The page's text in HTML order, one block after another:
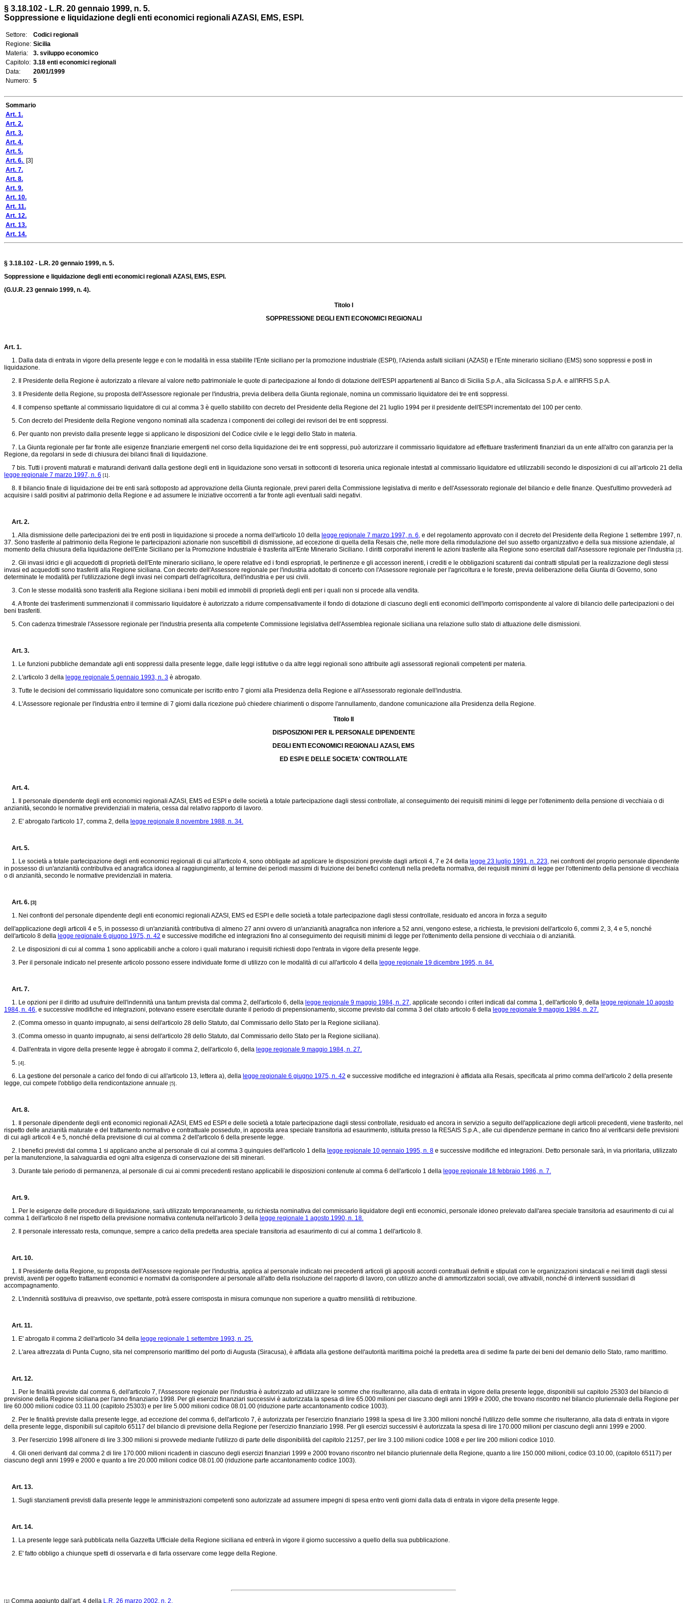
§ 3.18.102 - L.R. 20 gennaio 1999, n. 5.
Soppressione e liquidazione degli enti economici regionali AZASI, EMS, ESPI.
Settore:
Codici regionali
Regione: Sicilia
Materia:
3. sviluppo economico
Capitolo: 3.18 enti economici regionali
Data:
20/01/1999
Numero: 5
Sommario
Art. 1.
Art. 2.
Art. 3.
Art. 4.
Art. 5.
Art. 6. [3]
Art. 7.
Art. 8.
Art. 9.
Art. 10.
Art. 11.
Art. 12.
Art. 13.
Art. 14.
§ 3.18.102 - L.R. 20 gennaio 1999, n. 5.
Soppressione e liquidazione degli enti economici regionali AZASI, EMS, ESPI.
(G.U.R. 23 gennaio 1999, n. 4).
Titolo I
SOPPRESSIONE DEGLI ENTI ECONOMICI REGIONALI
Art. 1.
1. Dalla data di entrata in vigore della presente legge e con le modalità in essa stabilite l'Ente siciliano per la promozione industriale (ESPI), l'Azienda asfalti siciliani (AZASI) e l'Ente minerario siciliano (EMS) sono soppressi e posti in
liquidazione.
2. Il Presidente della Regione è autorizzato a rilevare al valore netto patrimoniale le quote di partecipazione al fondo di dotazione dell'ESPI appartenenti al Banco di Sicilia S.p.A., alla Sicilcassa S.p.A. e all'IRFIS S.p.A.
3. Il Presidente della Regione, su proposta dell'Assessore regionale per l'industria, previa delibera della Giunta regionale, nomina un commissario liquidatore dei tre enti soppressi.
4. Il compenso spettante al commissario liquidatore di cui al comma 3 è quello stabilito con decreto del Presidente della Regione del 21 luglio 1994 per il presidente dell'ESPI incrementato del 100 per cento.
5. Con decreto del Presidente della Regione vengono nominati alla scadenza i componenti dei collegi dei revisori dei tre enti soppressi.
6. Per quanto non previsto dalla presente legge si applicano le disposizioni del Codice civile e le leggi dello Stato in materia.
7. La Giunta regionale per far fronte alle esigenze finanziarie emergenti nel corso della liquidazione dei tre enti soppressi, può autorizzare il commissario liquidatore ad effettuare trasferimenti finanziari da un ente all'altro con garanzia per la
Regione, da regolarsi in sede di chiusura dei bilanci finali di liquidazione.
7 bis. Tutti i proventi maturati e maturandi derivanti dalla gestione degli enti in liquidazione sono versati in sottoconti di tesoreria unica regionale intestati al commissario liquidatore ed utilizzabili secondo le disposizioni di cui all’articolo 21 della
legge regionale 7 marzo 1997, n. 6 [1] .
8. Il bilancio finale di liquidazione dei tre enti sarà sottoposto ad approvazione della Giunta regionale, previ pareri della Commissione legislativa di merito e dell'Assessorato regionale del bilancio e delle finanze. Quest'ultimo provvederà ad
acquisire i saldi positivi al patrimonio della Regione e ad assumere le iniziative occorrenti a far fronte agli eventuali saldi negativi.
Art. 2.
1. Alla dismissione delle partecipazioni dei tre enti posti in liquidazione si procede a norma dell'articolo 10 della legge regionale 7 marzo 1997, n. 6, e del regolamento approvato con il decreto del Presidente della Regione 1 settembre 1997, n.
37. Sono trasferite al patrimonio della Regione le partecipazioni azionarie non suscettibili di dismissione, ad eccezione di quella della Resais che, nelle more della rimodulazione del suo assetto organizzativo e della sua missione aziendale, al
momento della chiusura della liquidazione dell'Ente Siciliano per la Promozione Industriale è trasferita all'Ente Minerario Siciliano. I diritti corporativi inerenti le azioni trasferite alla Regione sono esercitati dall'Assessore regionale per l'industria [2] .
2. Gli invasi idrici e gli acquedotti di proprietà dell'Ente minerario siciliano, le opere relative ed i fondi espropriati, le pertinenze e gli accessori inerenti, i crediti e le obbligazioni scaturenti dai contratti stipulati per la realizzazione degli stessi
invasi ed acquedotti sono trasferiti alla Regione siciliana. Con decreto dell'Assessore regionale per l'industria adottato di concerto con l'Assessore regionale per l'agricoltura e le foreste, previa deliberazione della Giunta di Governo, sono
determinate le modalità per l'utilizzazione degli invasi nei comparti dell'agricoltura, dell'industria e per usi civili.
3. Con le stesse modalità sono trasferiti alla Regione siciliana i beni mobili ed immobili di proprietà degli enti per i quali non si procede alla vendita.
4. A fronte dei trasferimenti summenzionati il commissario liquidatore è autorizzato a ridurre compensativamente il fondo di dotazione di ciascuno degli enti economici dell'importo corrispondente al valore di bilancio delle partecipazioni o dei
beni trasferiti.
5. Con cadenza trimestrale l'Assessore regionale per l'industria presenta alla competente Commissione legislativa dell'Assemblea regionale siciliana una relazione sullo stato di attuazione delle dismissioni.
Art. 3.
1. Le funzioni pubbliche demandate agli enti soppressi dalla presente legge, dalle leggi istitutive o da altre leggi regionali sono attribuite agli assessorati regionali competenti per materia.
2. L'articolo 3 della legge regionale 5 gennaio 1993, n. 3 è abrogato.
3. Tutte le decisioni del commissario liquidatore sono comunicate per iscritto entro 7 giorni alla Presidenza della Regione e all'Assessorato regionale dell'industria.
4. L'Assessore regionale per l'industria entro il termine di 7 giorni dalla ricezione può chiedere chiarimenti o disporre l'annullamento, dandone comunicazione alla Presidenza della Regione.
Titolo II
DISPOSIZIONI PER IL PERSONALE DIPENDENTE
DEGLI ENTI ECONOMICI REGIONALI AZASI, EMS
ED ESPI E DELLE SOCIETA' CONTROLLATE
Art. 4.
1. Il personale dipendente degli enti economici regionali AZASI, EMS ed ESPI e delle società a totale partecipazione dagli stessi controllate, al conseguimento dei requisiti minimi di legge per l'ottenimento della pensione di vecchiaia o di
anzianità, secondo le normative previdenziali in materia, cessa dal relativo rapporto di lavoro.
2. E' abrogato l'articolo 17, comma 2, della legge regionale 8 novembre 1988, n. 34.
Art. 5.
1. Le società a totale partecipazione degli enti economici regionali di cui all'articolo 4, sono obbligate ad applicare le disposizioni previste dagli articoli 4, 7 e 24 della legge 23 luglio 1991, n. 223, nei confronti del proprio personale dipendente
in possesso di un'anzianità contributiva ed anagrafica idonea al raggiungimento, al termine dei periodi massimi di fruizione dei benefici contenuti nella predetta normativa, dei requisiti minimi di legge per l'ottenimento della pensione di vecchiaia
o di anzianità, secondo le normative previdenziali in materia.
Art. 6. [3]
1. Nei confronti del personale dipendente degli enti economici regionali AZASI, EMS ed ESPI e delle società a totale partecipazione dagli stessi controllate, residuato ed ancora in forza a seguito
dell'applicazione degli articoli 4 e 5, in possesso di un'anzianità contributiva di almeno 27 anni ovvero di un'anzianità anagrafica non inferiore a 52 anni, vengono estese, a richiesta, le previsioni dell'articolo 6, commi 2, 3, 4 e 5, nonché
dell'articolo 8 della legge regionale 6 giugno 1975, n. 42 e successive modifiche ed integrazioni fino al conseguimento dei requisiti minimi di legge per l'ottenimento della pensione di vecchiaia o di anzianità.
2. Le disposizioni di cui al comma 1 sono applicabili anche a coloro i quali maturano i requisiti richiesti dopo l'entrata in vigore della presente legge.
3. Per il personale indicato nel presente articolo possono essere individuate forme di utilizzo con le modalità di cui all'articolo 4 della legge regionale 19 dicembre 1995, n. 84.
Art. 7.
1. Le opzioni per il diritto ad usufruire dell'indennità una tantum prevista dal comma 2, dell'articolo 6, della legge regionale 9 maggio 1984, n. 27, applicate secondo i criteri indicati dal comma 1, dell'articolo 9, della legge regionale 10 agosto
1984, n. 46, e successive modifiche ed integrazioni, potevano essere esercitate durante il periodo di prepensionamento, siccome previsto dal comma 3 del citato articolo 6 della legge regionale 9 maggio 1984, n. 27.
2. (Comma omesso in quanto impugnato, ai sensi dell'articolo 28 dello Statuto, dal Commissario dello Stato per la Regione siciliana).
3. (Comma omesso in quanto impugnato, ai sensi dell'articolo 28 dello Statuto, dal Commissario dello Stato per la Regione siciliana).
4. Dall'entrata in vigore della presente legge è abrogato il comma 2, dell'articolo 6, della legge regionale 9 maggio 1984, n. 27.
5. [4] .
6. La gestione del personale a carico del fondo di cui all'articolo 13, lettera a), della legge regionale 6 giugno 1975, n. 42 e successive modifiche ed integrazioni è affidata alla Resais, specificata al primo comma dell'articolo 2 della presente
legge, cui compete l'obbligo della rendicontazione annuale [5] .
Art. 8.
1. Il personale dipendente degli enti economici regionali AZASI, EMS ed ESPI e delle società a totale partecipazione dagli stessi controllate, residuato ed ancora in servizio a seguito dell'applicazione degli articoli precedenti, viene trasferito, nel
rispetto delle anzianità maturate e del trattamento normativo e contrattuale posseduto, in apposita area speciale transitoria ad esaurimento, istituita presso la RESAIS S.p.A., alle cui dipendenze permane in carico fino al verificarsi delle previsioni
di cui agli articoli 4 e 5, nonché della previsione di cui al comma 2 dell'articolo 6 della presente legge.
2. I benefici previsti dal comma 1 si applicano anche al personale di cui al comma 3 quinquies dell'articolo 1 della legge regionale 10 gennaio 1995, n. 8 e successive modifiche ed integrazioni. Detto personale sarà, in via prioritaria, utilizzato
per la manutenzione, la salvaguardia ed ogni altra esigenza di conservazione dei siti minerari.
3. Durante tale periodo di permanenza, al personale di cui ai commi precedenti restano applicabili le disposizioni contenute al comma 6 dell'articolo 1 della legge regionale 18 febbraio 1986, n. 7.
Art. 9.
1. Per le esigenze delle procedure di liquidazione, sarà utilizzato temporaneamente, su richiesta nominativa del commissario liquidatore degli enti economici, personale idoneo prelevato dall'area speciale transitoria ad esaurimento di cui al
comma 1 dell'articolo 8 nel rispetto della previsione normativa contenuta nell'articolo 3 della legge regionale 1 agosto 1990, n. 18.
2. Il personale interessato resta, comunque, sempre a carico della predetta area speciale transitoria ad esaurimento di cui al comma 1 dell'articolo 8.
Art. 10.
1. Il Presidente della Regione, su proposta dell'Assessore regionale per l'industria, applica al personale indicato nei precedenti articoli gli appositi accordi contrattuali definiti e stipulati con le organizzazioni sindacali e nei limiti dagli stessi
previsti, aventi per oggetto trattamenti economici e normativi da corrispondere al personale all'atto della risoluzione del rapporto di lavoro, con utilizzo anche di ammortizzatori sociali, ove attivabili, nonché di interventi sussidiari di
accompagnamento.
2. L'indennità sostituiva di preavviso, ove spettante, potrà essere corrisposta in misura comunque non superiore a quattro mensilità di retribuzione.
Art. 11.
1. E' abrogato il comma 2 dell'articolo 34 della legge regionale 1 settembre 1993, n. 25.
2. L'area attrezzata di Punta Cugno, sita nel comprensorio marittimo del porto di Augusta (Siracusa), è affidata alla gestione dell'autorità marittima poiché la predetta area di sedime fa parte dei beni del demanio dello Stato, ramo marittimo.
Art. 12.
1. Per le finalità previste dal comma 6, dell'articolo 7, l'Assessore regionale per l'industria è autorizzato ad utilizzare le somme che risulteranno, alla data di entrata in vigore della presente legge, disponibili sul capitolo 25303 del bilancio di
previsione della Regione siciliana per l'anno finanziario 1998. Per gli esercizi finanziari successivi è autorizzata la spesa di lire 65.000 milioni per ciascuno degli anni 1999 e 2000, che trovano riscontro nel bilancio pluriennale della Regione per
lire 60.000 milioni codice 03.11.00 (capitolo 25303) e per lire 5.000 milioni codice 08.01.00 (riduzione parte accantonamento codice 1003).
2. Per le finalità previste dalla presente legge, ad eccezione del comma 6, dell'articolo 7, è autorizzata per l'esercizio finanziario 1998 la spesa di lire 3.300 milioni nonché l'utilizzo delle somme che risulteranno, alla data di entrata in vigore
della presente legge, disponibili sul capitolo 65117 del bilancio di previsione della Regione per l'esercizio finanziario 1998. Per gli esercizi successivi è autorizzata la spesa di lire 170.000 milioni per ciascuno degli anni 1999 e 2000.
3. Per l'esercizio 1998 all'onere di lire 3.300 milioni si provvede mediante l'utilizzo di parte delle disponibilità del capitolo 21257, per lire 3.100 milioni codice 1008 e per lire 200 milioni codice 1010.
4. Gli oneri derivanti dal comma 2 di lire 170.000 milioni ricadenti in ciascuno degli esercizi finanziari 1999 e 2000 trovano riscontro nel bilancio pluriennale della Regione, quanto a lire 150.000 milioni, codice 03.10.00, (capitolo 65117) per
ciascuno degli anni 1999 e 2000 e quanto a lire 20.000 milioni codice 08.01.00 (riduzione parte accantonamento codice 1003).
Art. 13.
1. Sugli stanziamenti previsti dalla presente legge le amministrazioni competenti sono autorizzate ad assumere impegni di spesa entro venti giorni dalla data di entrata in vigore della presente legge.
Art. 14.
1. La presente legge sarà pubblicata nella Gazzetta Ufficiale della Regione siciliana ed entrerà in vigore il giorno successivo a quello della sua pubblicazione.
2. E' fatto obbligo a chiunque spetti di osservarla e di farla osservare come legge della Regione.
[1] Comma aggiunto dall’art. 4 della L.R. 26 marzo 2002, n. 2.